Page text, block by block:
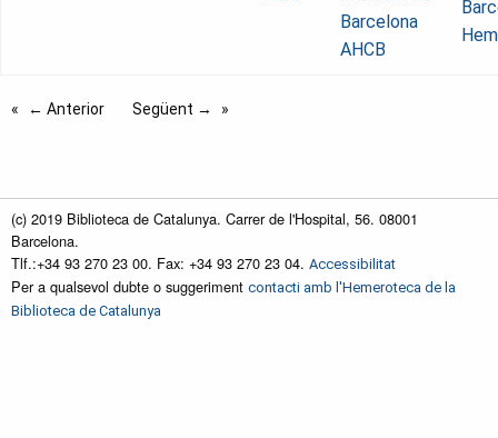
Barcelona
AHCB
← Anterior Següent →
(c) 2019 Biblioteca de Catalunya. Carrer de l'Hospital, 56. 08001
Barcelona.
Tlf.:+34 93 270 23 00. Fax: +34 93 270 23 04. Accessibilitat
Per a qualsevol dubte o suggeriment contacti amb l'Hemeroteca de la
Biblioteca de Catalunya